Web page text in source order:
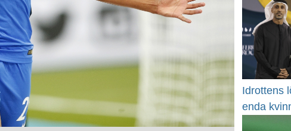
Idrottens
enda